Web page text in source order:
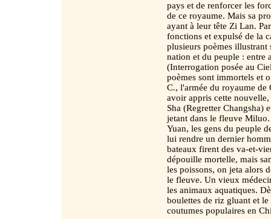
pays et de renforcer les
de ce royaume. Mais sa
ayant à leur tête Zi Lan.
fonctions et expulsé de la
plusieurs poèmes illustrant
nation et du peuple : entre
(Interrogation posée au
poèmes sont immortels et
C., l'armée du royaume de
avoir appris cette
Sha (Regretter Changsha)
jetant dans le fleuve
Yuan, les gens du peuple
lui rendre un dernier
bateaux firent des va-et-
dépouille mortelle, mais
les poissons, on jeta alors
le fleuve. Un vieux
les animaux aquatiques.
boulettes de riz gluant et
coutumes populaires en